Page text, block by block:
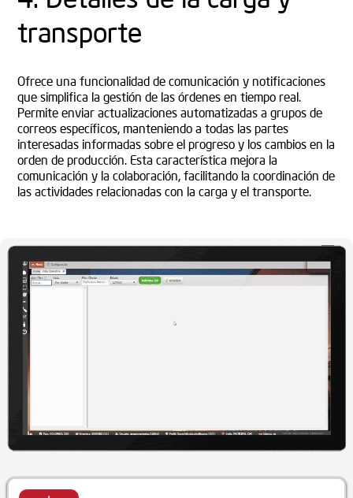
transporte
Ofrece una funcionalidad de comunicación y notificaciones
que simplifica la gestión de las órdenes en tiempo real.
Permite enviar actualizaciones automatizadas a grupos de
correos específicos, manteniendo a todas las partes
interesadas informadas sobre el progreso y los cambios en la
orden de producción. Esta característica mejora la
comunicación y la colaboración, facilitando la coordinación de
las actividades relacionadas con la carga y el transporte.